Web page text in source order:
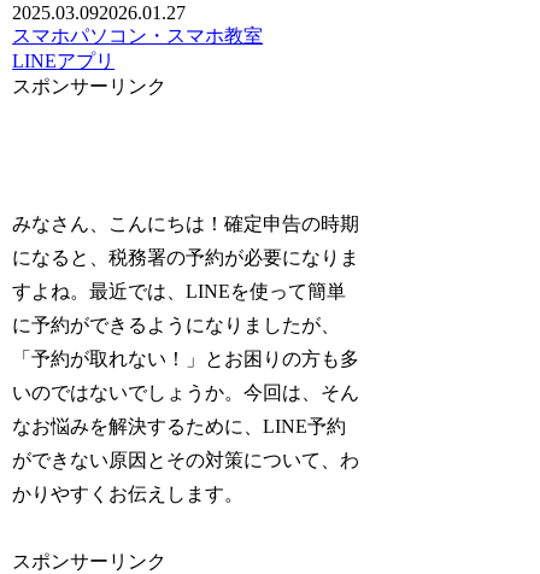
2025.03.092026.01.27
スマホパソコン・スマホ教室
LINEアプリ
スポンサーリンク
みなさん、こんにちは！確定申告の時期
になると、税務署の予約が必要になりま
すよね。最近では、LINEを使って簡単
に予約ができるようになりましたが、
「予約が取れない！」とお困りの方も多
いのではないでしょうか。今回は、そん
なお悩みを解決するために、LINE予約
ができない原因とその対策について、わ
かりやすくお伝えします。
スポンサーリンク